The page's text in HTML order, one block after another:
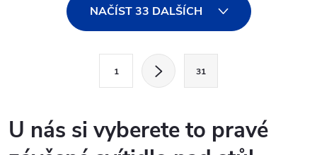
nehmotné s...
d
a
NAČÍST 33 DALŠÍCH
á
n
1 31
U nás si vyberete to pravé